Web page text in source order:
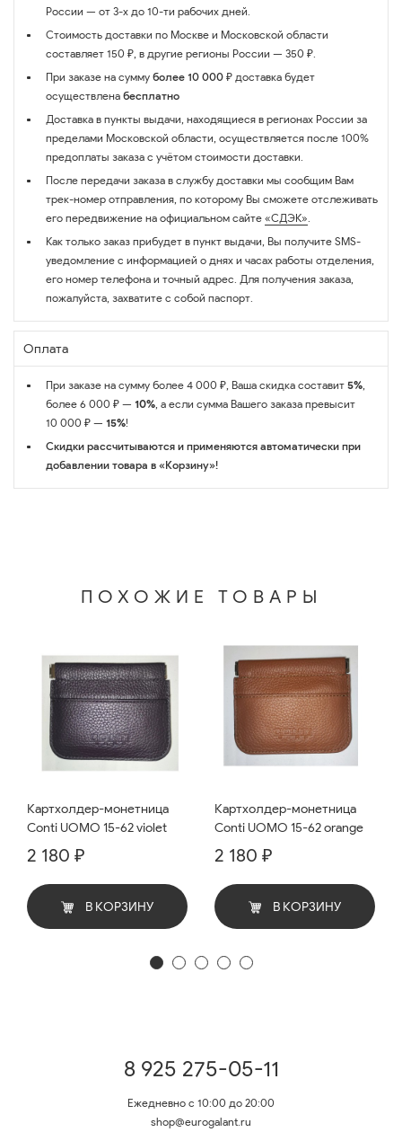
России — от 3-х до 10-ти рабочих дней.
Стоимость доставки по Москве и Московской области
составляет 150 ₽, в другие регионы России — 350 ₽.
При заказе на сумму более 10 000 ₽ доставка будет
осуществлена бесплатно
Доставка в пункты выдачи, находящиеся в регионах России за
пределами Московской области, осуществляется после 100%
предоплаты заказа с учётом стоимости доставки.
После передачи заказа в службу доставки мы сообщим Вам
трек-номер отправления, по которому Вы сможете отслеживать
его передвижение на официальном сайте «СДЭК».
Как только заказ прибудет в пункт выдачи, Вы получите SMS-
уведомление с информацией о днях и часах работы отделения,
его номер телефона и точный адрес. Для получения заказа,
пожалуйста, захватите с собой паспорт.
Оплата
При заказе на сумму более 4 000 ₽, Ваша скидка составит 5%,
более 6 000 ₽ — 10%, а если сумма Вашего заказа превысит
10 000 ₽ — 15%!
Скидки рассчитываются и применяются автоматически при
добавлении товара в «Корзину»!
ПОХОЖИЕ ТОВАРЫ
Картхолдер-монетница
Conti UOMO 15-62 violet
2 180 ₽
В КОРЗИНУ
Картхолдер-монетница
Conti UOMO 15-62 orange
2 180 ₽
В КОРЗИНУ
8 925 275-05-11
Ежедневно с 10:00 до 20:00
shop@eurogalant.ru